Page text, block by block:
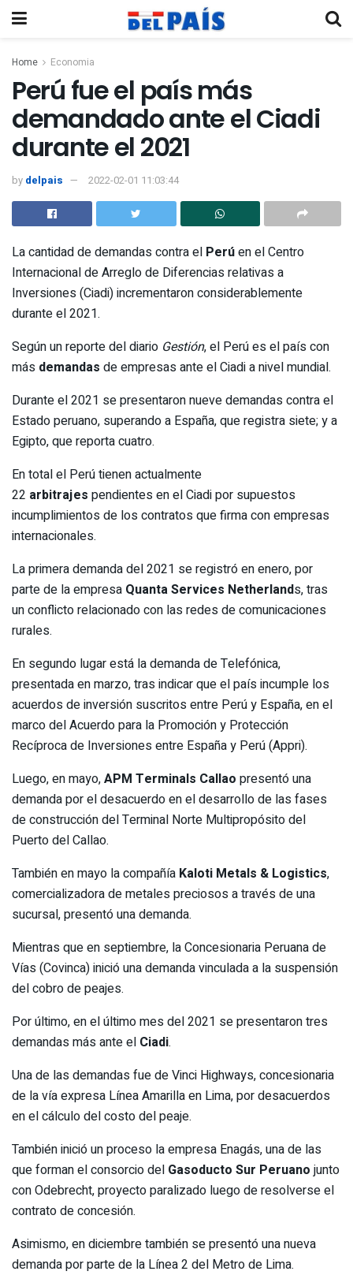
Home Economia
Perú fue el país más
demandado ante el Ciadi
durante el 2021
by delpais 2022-02-01 11:03:44
La cantidad de demandas contra el Perúen el Centro
Internacional de Arreglo de Diferencias relativas a
Inversiones (Ciadi) incrementaron considerablemente
durante el 2021.
Según un reporte del diario Gestión, el Perú es el país con
más demandas de empresas ante el Ciadi a nivel mundial.
Durante el 2021 se presentaron nueve demandas contra el
Estado peruano, superando a España, que registra siete; y a
Egipto, que reporta cuatro.
En total el Perú tienen actualmente
22 arbitrajes pendientes en el Ciadi por supuestos
incumplimientos de los contratos que firma con empresas
internacionales.
La primera demanda del 2021 se registró en enero, por
parte de la empresa Quanta Services Netherlands, tras
un conflicto relacionado con las redes de comunicaciones
rurales.
En segundo lugar está la demanda de Telefónica,
presentada en marzo, tras indicar que el país incumple los
acuerdos de inversión suscritos entre Perú y España, en el
marco del Acuerdo para la Promoción y Protección
Recíproca de Inversiones entre España y Perú (Appri).
Luego, en mayo,APM Terminals Callao presentó una
demanda por el desacuerdo en el desarrollo de las fases
de construcción del Terminal Norte Multipropósito del
Puerto del Callao.
También en mayo la compañía Kaloti Metals & Logistics,
comercializadora de metales preciosos a través de una
sucursal, presentó una demanda.
Mientras que en septiembre, la Concesionaria Peruana de
Vías (Covinca) inició una demanda vinculada a la suspensión
del cobro de peajes.
Por último, en el último mes del 2021 se presentaron tres
demandas más ante el Ciadi.
Una de las demandas fue de Vinci Highways, concesionaria
de la vía expresa Línea Amarilla en Lima, por desacuerdos
en el cálculo del costo del peaje.
También inició un proceso la empresa Enagás, una de las
que forman el consorcio del Gasoducto Sur Peruano junto
con Odebrecht, proyecto paralizado luego de resolverse el
contrato de concesión.
Asimismo, en diciembre también se presentó una nueva
demanda por parte de la Línea 2 del Metro de Lima.